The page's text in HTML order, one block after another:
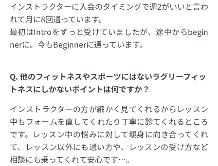
インストラクターに入会のタイミングで週2がいいと言わ
れて月に8回通っています。
最初はIntroをずっと受けていましたが、途中からbegin
nerに。今もBeginnerに通っています。
Q. 他のフィットネスやスポーツにはないラグリーフィッ
トネスにしかないポイントは何ですか？
インストラクターの方が細かく見てくれるからレッスン
中もフォームを直してくれたり丁寧に診てくれるところ
です。 レッスン中の悩みに対して親身に向き合ってくれ
て、レッスン以外にも通い方や、レッスンの受け方など
相談にも乗ってくれて安心です…。